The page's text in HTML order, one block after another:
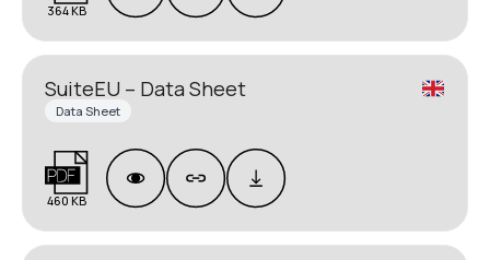
364 KB
SuiteEU – Data Sheet
Data Sheet
460 KB